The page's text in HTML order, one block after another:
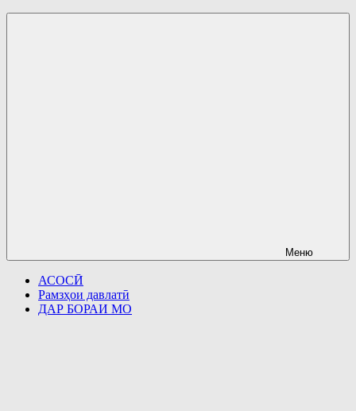
Меню
АСОСӢ
Рамзҳои давлатӣ
ДАР БОРАИ МО